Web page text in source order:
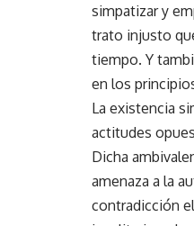
simpatizar y
trato injusto
tiempo. Y
en los
La existencia
actitudes
Dicha
amenaza a la
contradicción